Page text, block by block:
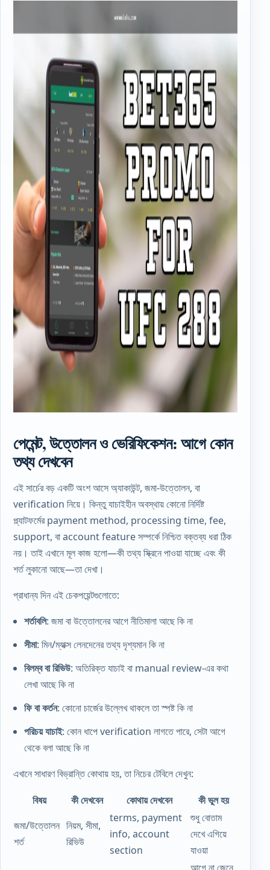
পেমেন্ট, উত্তোলন ও ভেরিফিকেশন: আগে কোন
তথ্য দেখবেন
এই সার্চের বড় একটি অংশ আসে অ্যাকাউন্ট, জমা-উত্তোলন, বা
verification নিয়ে। কিন্তু যাচাইহীন অবস্থায় কোনো নির্দিষ্ট
প্ল্যাটফর্মের payment method, processing time, fee,
support, বা account feature সম্পর্কে নিশ্চিত বক্তব্য ধরা ঠিক
নয়। তাই এখানে মূল কাজ হলো—কী তথ্য স্ক্রিনে পাওয়া যাচ্ছে এবং কী
শর্ত লুকানো আছে—তা দেখা।
প্রাধান্য দিন এই চেকপয়েন্টগুলোতে:
শর্তাবলি: জমা বা উত্তোলনের আগে নীতিমালা আছে কি না
সীমা: মিন/ম্যাক্স লেনদেনের তথ্য দৃশ্যমান কি না
বিলম্ব বা রিভিউ: অতিরিক্ত যাচাই বা manual review-এর কথা
লেখা আছে কি না
ফি বা কর্তন: কোনো চার্জের উল্লেখ থাকলে তা স্পষ্ট কি না
পরিচয় যাচাই: কোন ধাপে verification লাগতে পারে, সেটা আগে
থেকে বলা আছে কি না
এখানে সাধারণ বিভ্রান্তি কোথায় হয়, তা নিচের টেবিলে দেখুন:
বিষয়
কী দেখবেন কোথায় দেখবেন
কী ভুল হয়
জমা/উত্তোলন
শর্ত
নিয়ম, সীমা,
রিভিউ
terms, payment
info, account
section
শুধু বোতাম
দেখে এগিয়ে
যাওয়া